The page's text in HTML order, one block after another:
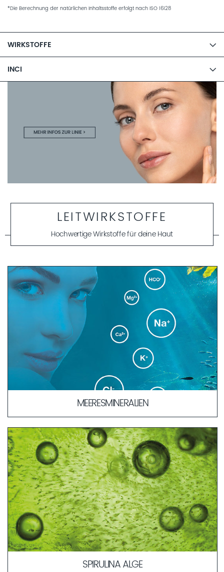
*Die Berechnung der natürlichen Inhaltsstoffe erfolgt nach ISO 16128
WIRKSTOFFE
INCI
LEITWIRKSTOFFE
Hochwertige Wirkstoffe für deine Haut
MEERESMINERALIEN
Die Ähnlichkeit in der Zusammensetzung der
Meeresmineralien zum Blutplasma erlaubt eine schnellere
und verträglichere Aufnahme der Wirkstoffe in tiefere
Hautschichten. Durch ihre körperbekannte Kombination
dienen sie als „Transportmittel“ für weitere Wirkstoffe in die
Haut.
MEHR ERFAHREN
SPIRULINA ALGE